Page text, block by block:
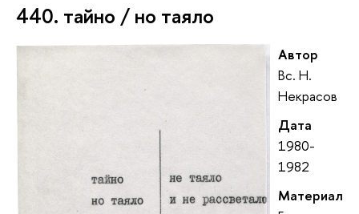
440. тайно / но таяло
Автор
Вс. Н.
Некрасов
Дата
1980-
1982
Материал